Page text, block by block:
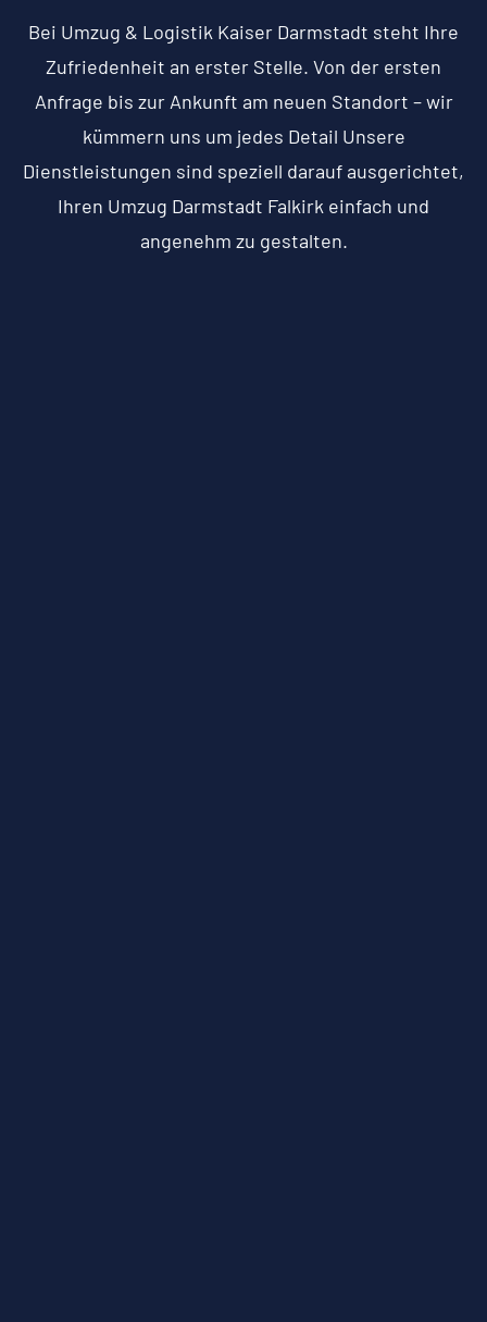
Bei Umzug & Logistik Kaiser Darmstadt steht Ihre
Zufriedenheit an erster Stelle. Von der ersten
Anfrage bis zur Ankunft am neuen Standort – wir
kümmern uns um jedes Detail Unsere
Dienstleistungen sind speziell darauf ausgerichtet,
Ihren Umzug Darmstadt Falkirk einfach und
angenehm zu gestalten.